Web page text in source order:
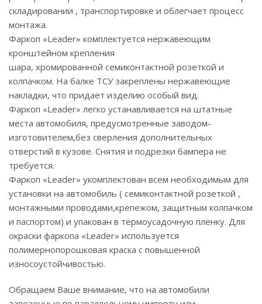
складировании , транспортировке и облегчает процесс
монтажа.
Фаркоп «Leader» комплектуется нержавеющим
кронштейном крепления
шара, хромированной семиконтактной розеткой и
колпачком. На балке ТСУ закреплены нержавеющие
накладки, что придает изделию особый вид.
Фаркоп «Leader» легко устанавливается на штатные
места автомобиля, предусмотренные заводом-
изготовителем,без сверления дополнительных
отверстий в кузове. Снятия и подрезки бампера не
требуется.
Фаркоп «Leader» укомплектован всем необходимым для
установки на автомобиль ( семиконтактной розеткой ,
монтажными проводами,крепежом, защитным колпачком
и паспортом) и упакован в термоусадочную пленку. Для
окраски фаркопа «Leader» используется
полимернопорошковая краска с повышенной
износоустойчивостью.
Обращаем Ваше внимание, что на автомобили